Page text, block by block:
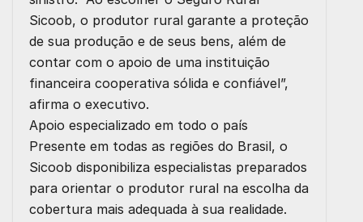
Sicoob, o produtor rural garante a proteção
de sua produção e de seus bens, além de
contar com o apoio de uma instituição
financeira cooperativa sólida e confiável”,
afirma o executivo.
Apoio especializado em todo o país
Presente em todas as regiões do Brasil, o
Sicoob disponibiliza especialistas preparados
para orientar o produtor rural na escolha da
cobertura mais adequada à sua realidade.